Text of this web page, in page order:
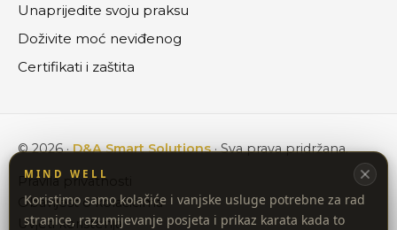
Unaprijedite svoju praksu
Doživite moć neviđenog
Certifikati i zaštita
©2026· D&A Smart Solutions ·Sva prava pridržana.
Pravila privatnosti
Obavijest o kolačićima
Uvjeti korištenja
MIND WELL
Koristimo samo kolačiće i vanjske usluge potrebne za rad
stranice, razumijevanje posjeta i prikaz karata kada to